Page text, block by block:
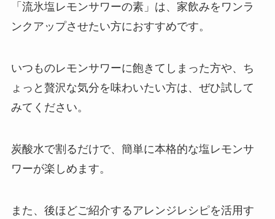
「流氷塩レモンサワーの素」は、家飲みをワンラ
ンクアップさせたい方におすすめです。
いつものレモンサワーに飽きてしまった方や、ち
ょっと贅沢な気分を味わいたい方は、ぜひ試して
みてください。
炭酸水で割るだけで、簡単に本格的な塩レモンサ
ワーが楽しめます。
また、後ほどご紹介するアレンジレシピを活用す